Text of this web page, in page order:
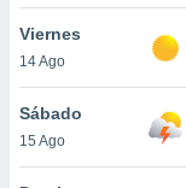
sitio
En
sean
Viernes
14 Ago
Sábado
15 Ago